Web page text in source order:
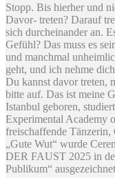
Stopp. Bis hierher und
Davor- treten? Darauf
sich durcheinander an.
Gefühl? Das muss es
und manchmal
geht, und ich nehme
Du kannst davor treten,
bitte auf. Das ist meine
Istanbul geboren,
Experimental Academy
freischaffende
„Gute Wut“ wurde
DER FAUST 2025 in
Publikum“